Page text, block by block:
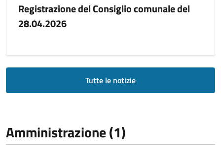
Registrazione del Consiglio comunale del
28.04.2026
Tutte le notizie
Amministrazione (1)